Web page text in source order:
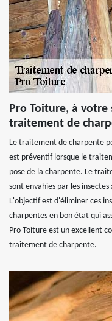
Pro Toiture, à
traitement de
Le traitement de charpente
est préventif lorsque le
pose de la charpente. Le
sont envahies par les
L'objectif est d'éliminer ces
charpentes en bon état qui
Pro Toiture est un excellent
traitement de charpente.